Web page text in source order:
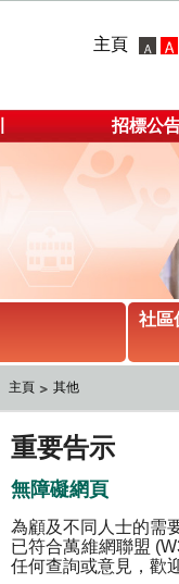
主頁
招標公
社區
主頁 其他